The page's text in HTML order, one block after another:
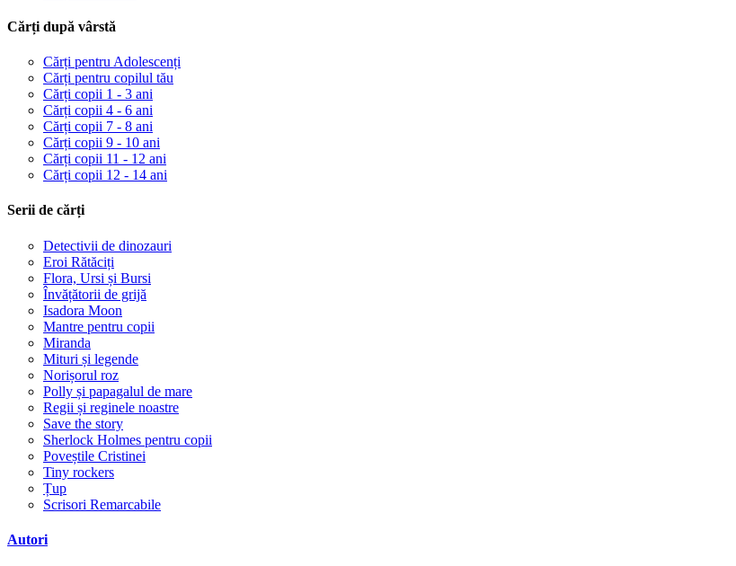
Cărți după vârstă
Cărți pentru Adolescenți
Cărți pentru copilul tău
Cărți copii 1 - 3 ani
Cărți copii 4 - 6 ani
Cărți copii 7 - 8 ani
Cărți copii 9 - 10 ani
Cărți copii 11 - 12 ani
Cărți copii 12 - 14 ani
Serii de cărți
Detectivii de dinozauri
Eroi Rătăciți
Flora, Ursi și Bursi
Învățătorii de grijă
Isadora Moon
Mantre pentru copii
Miranda
Mituri și legende
Norișorul roz
Polly și papagalul de mare
Regii și reginele noastre
Save the story
Sherlock Holmes pentru copii
Poveștile Cristinei
Tiny rockers
Țup
Scrisori Remarcabile
Autori